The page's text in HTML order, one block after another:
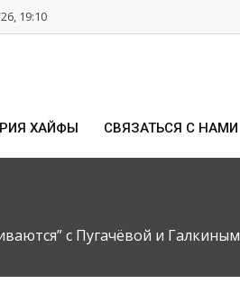
19:10
ХАЙФЫ СВЯЗАТЬСЯ С НАМИ
с Пугачёвой и Галкиным